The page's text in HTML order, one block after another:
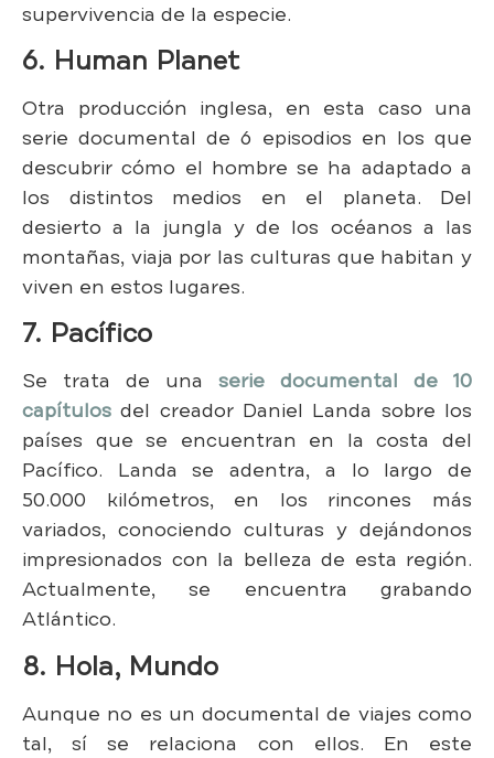
supervivencia de la especie.
6. Human Planet
Otra producción inglesa, en esta caso una
serie documental de 6 episodios en los que
descubrir cómo el hombre se ha adaptado a
los distintos medios en el planeta. Del
desierto a la jungla y de los océanos a las
montañas, viaja por las culturas que habitan y
viven en estos lugares.
7. Pacífico
Se trata de una serie documental de 10
capítulos del creador Daniel Landa sobre los
países que se encuentran en la costa del
Pacífico. Landa se adentra, a lo largo de
50.000 kilómetros, en los rincones más
variados, conociendo culturas y dejándonos
impresionados con la belleza de esta región.
Actualmente, se encuentra grabando
Atlántico.
8. Hola, Mundo
Aunque no es un documental de viajes como
tal, sí se relaciona con ellos. En este